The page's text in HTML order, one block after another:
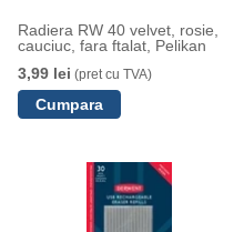
Radiera RW 40 velvet, rosie,
cauciuc, fara ftalat, Pelikan
3,99 lei (pret cu TVA)